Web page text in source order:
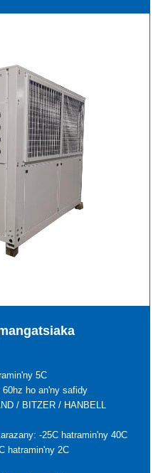
5C
ho an'ny safidy
/ BITZER / HANBELL
-25C hatramin'ny 40C
hatramin'ny 2C